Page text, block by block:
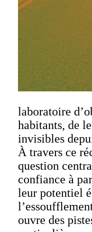
laboratoire
habitants, de
invisibles
À travers ce
question
confiance à
leur potentiel
ouvre des